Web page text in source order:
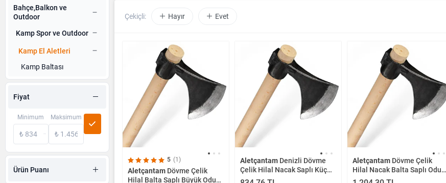
Bahçe,Balkon ve
Outdoor
Kamp Spor ve Outdoor
Kamp El Aletleri
Kamp Baltası
Fiyat
Minimum Maksimum
Ürün Puanı
Çekiçli: Hayır Evet
5 (1)
Aletçantam Dövme Çelik
Hilal Balta Saplı Büyük Odun
AletçantamDenizli Dövme
Çelik Hilal Nacak Saplı Küçük
Odun Kamp Baltası
AletçantamDövme Çelik
Hilal Nacak Balta Saplı Odun
Kamp Baltası -1100gr